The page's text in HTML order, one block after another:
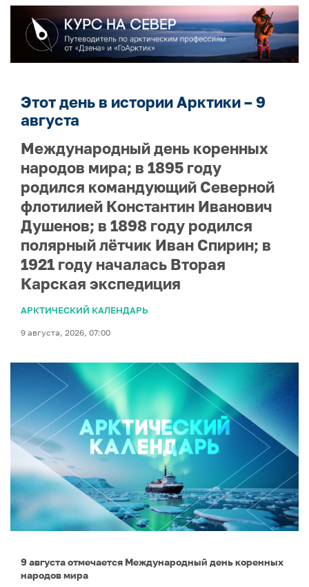
Этот день в истории Арктики – 9
августа
Международный день коренных
народов мира; в 1895 году
родился командующий Северной
флотилией Константин Иванович
Душенов; в 1898 году родился
полярный лётчик Иван Спирин; в
1921 году началась Вторая
Карская экспедиция
АРКТИЧЕСКИЙ КАЛЕНДАРЬ
9 августа, 2026, 07:00
9 августа отмечается Международный день коренных
народов мира